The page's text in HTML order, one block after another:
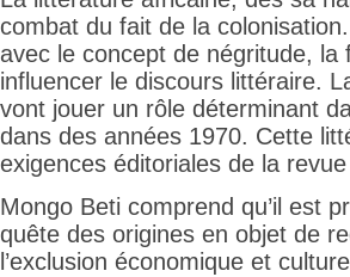
combat du fait de la
avec le concept de négritude, la
influencer le discours littéraire.
vont jouer un rôle déterminant
dans des années 1970. Cette
exigences éditoriales de la
Mongo Beti comprend qu’il est
quête des origines en objet de
l’exclusion économique et